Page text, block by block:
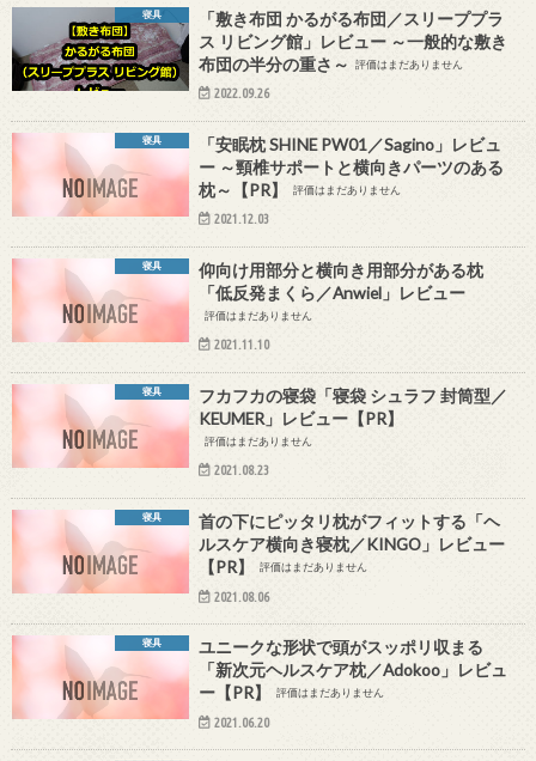
寝具
「敷き布団 かるがる布団／スリーププラ
ス リビング館」レビュー ～一般的な敷き
布団の半分の重さ～
評価はまだありません
2022.09.26
寝具
「安眠枕 SHINE PW01／Sagino」レビュ
ー ～頸椎サポートと横向きパーツのある
枕～【PR】
評価はまだありません
2021.12.03
寝具
仰向け用部分と横向き用部分がある枕
「低反発まくら／Anwiel」レビュー
評価はまだありません
2021.11.10
寝具
フカフカの寝袋「寝袋 シュラフ 封筒型／
KEUMER」レビュー【PR】
評価はまだありません
2021.08.23
寝具
首の下にピッタリ枕がフィットする「ヘ
ルスケア横向き寝枕／KINGO」レビュー
【PR】
評価はまだありません
2021.08.06
寝具
ユニークな形状で頭がスッポリ収まる
「新次元ヘルスケア枕／Adokoo」レビュ
ー【PR】
評価はまだありません
2021.06.20